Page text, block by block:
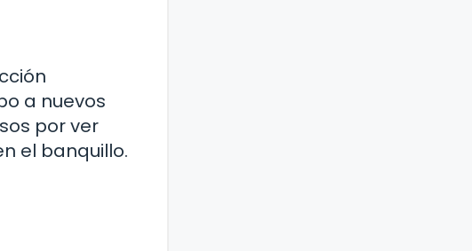
a nuevos
por ver
el banquillo.